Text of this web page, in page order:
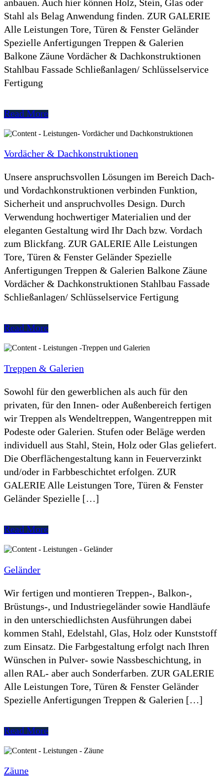
anbauen. Auch hier können Holz, Stein, Glas oder
Stahl als Belag Anwendung finden. ZUR GALERIE
Alle Leistungen Tore, Türen & Fenster Geländer
Spezielle Anfertigungen Treppen & Galerien
Balkone Zäune Vordächer & Dachkonstruktionen
Stahlbau Fassade Schließanlagen/ Schlüsselservice
Fertigung
Read More
Vordächer & Dachkonstruktionen
Unsere anspruchsvollen Lösungen im Bereich Dach-
und Vordachkonstruktionen verbinden Funktion,
Sicherheit und anspruchvolles Design. Durch
Verwendung hochwertiger Materialien und der
eleganten Gestaltung wird Ihr Dach bzw. Vordach
zum Blickfang. ZUR GALERIE Alle Leistungen
Tore, Türen & Fenster Geländer Spezielle
Anfertigungen Treppen & Galerien Balkone Zäune
Vordächer & Dachkonstruktionen Stahlbau Fassade
Schließanlagen/ Schlüsselservice Fertigung
Read More
Treppen & Galerien
Sowohl für den gewerblichen als auch für den
privaten, für den Innen- oder Außenbereich fertigen
wir Treppen als Wendeltreppen, Wangentreppen mit
Podeste oder Galerien. Stufen oder Beläge werden
individuell aus Stahl, Stein, Holz oder Glas geliefert.
Die Oberflächengestaltung kann in Feuerverzinkt
und/oder in Farbbeschichtet erfolgen. ZUR
GALERIE Alle Leistungen Tore, Türen & Fenster
Geländer Spezielle […]
Read More
Geländer
Wir fertigen und montieren Treppen-, Balkon-,
Brüstungs-, und Industriegeländer sowie Handläufe
in den unterschiedlichsten Ausführungen dabei
kommen Stahl, Edelstahl, Glas, Holz oder Kunststoff
zum Einsatz. Die Farbgestaltung erfolgt nach Ihren
Wünschen in Pulver- sowie Nassbeschichtung, in
allen RAL- aber auch Sonderfarben. ZUR GALERIE
Alle Leistungen Tore, Türen & Fenster Geländer
Spezielle Anfertigungen Treppen & Galerien […]
Read More
Zäune